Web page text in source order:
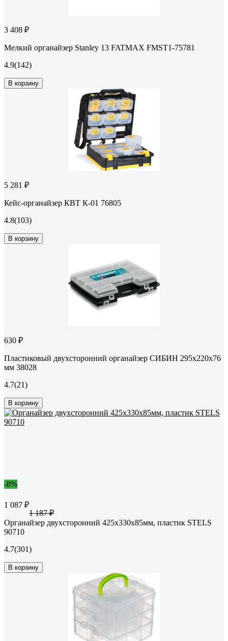
3 408 ₽
Мелкий органайзер Stanley 13 FATMAX FMST1-75781
4.9(142)
В корзину
5 281 ₽
Кейс-органайзер КВТ К-01 76805
4.8(103)
В корзину
630 ₽
Пластиковый двухсторонний органайзер СИБИН 295x220x76
мм 38028
4.7(21)
В корзину
-8%
1 087 ₽
1 187 ₽
Органайзер двухсторонний 425x330x85мм, пластик STELS
90710
4.7(301)
В корзину